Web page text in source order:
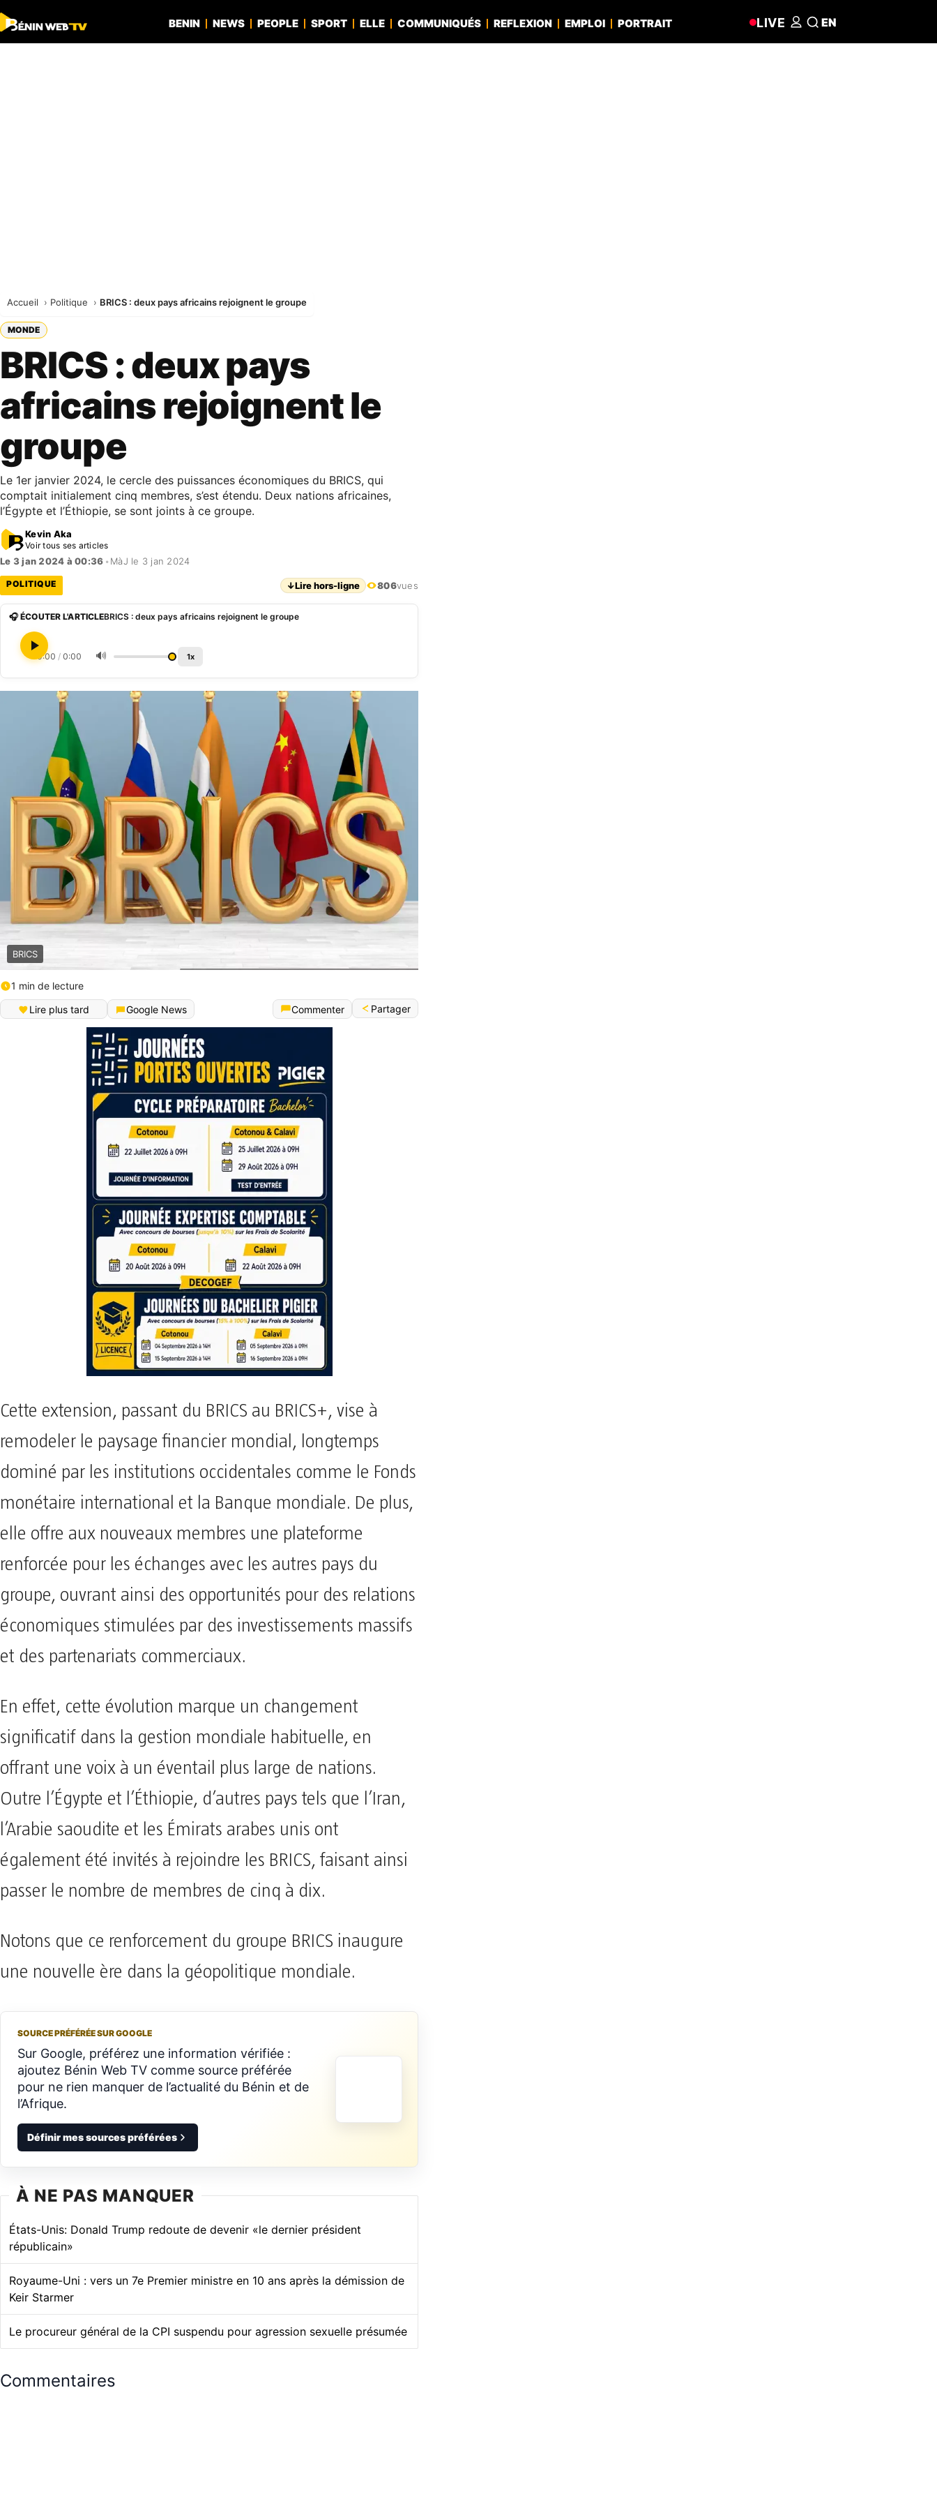
BENIN NEWS PEOPLE SPORT ELLE COMMUNIQUÉS REFLEXION EMPLOI PORTRAIT LIVE EN
Accueil Politique BRICS : deux pays africains rejoignent le groupe
MONDE
BRICS : deux pays
africains rejoignent le
groupe
Le 1er janvier 2024, le cercle des puissances économiques du BRICS, qui
comptait initialement cinq membres, s’est étendu. Deux nations africaines,
l’Égypte et l’Éthiopie, se sont joints à ce groupe.
Kevin Aka
Voir tous ses articles
Le 3 jan 2024 à 00:36 • MàJ le 3 jan 2024
POLITIQUE ↓Lire hors-ligne 806vues
🎧 ÉCOUTER L'ARTICLEBRICS : deux pays africains rejoignent le groupe
0:00 / 0:00 🔊 1x
BRICS
1 min de lecture
Lire plus tard
Google News Commenter Partager
Cette extension, passant du BRICS au BRICS+, vise à
remodeler le paysage financier mondial, longtemps
dominé par les institutions occidentales comme le Fonds
monétaire international et la Banque mondiale. De plus,
elle offre aux nouveaux membres une plateforme
renforcée pour les échanges avec les autres pays du
groupe, ouvrant ainsi des opportunités pour des relations
économiques stimulées par des investissements massifs
et des partenariats commerciaux.
En effet, cette évolution marque un changement
significatif dans la gestion mondiale habituelle, en
offrant une voix à un éventail plus large de nations.
Outre l’Égypte et l’Éthiopie, d’autres pays tels que l’Iran,
l’Arabie saoudite et les Émirats arabes unis ont
également été invités à rejoindre les BRICS, faisant ainsi
passer le nombre de membres de cinq à dix.
Notons que ce renforcement du groupe BRICS inaugure
une nouvelle ère dans la géopolitique mondiale.
SOURCE PRÉFÉRÉE SUR GOOGLE
Sur Google, préférez une information vérifiée :
ajoutez Bénin Web TV comme source préférée
pour ne rien manquer de l’actualité du Bénin et de
l’Afrique.
Définir mes sources préférées
À NE PAS MANQUER
États-Unis: Donald Trump redoute de devenir «le dernier président
républicain»
Royaume-Uni : vers un 7e Premier ministre en 10 ans après la démission de
Keir Starmer
Le procureur général de la CPI suspendu pour agression sexuelle présumée
Commentaires